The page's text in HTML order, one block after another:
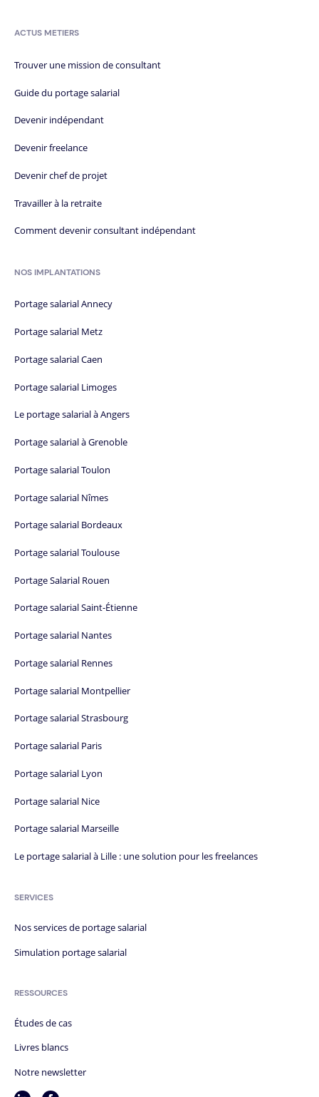
ACTUS METIERS
Trouver une mission de consultant
Guide du portage salarial
Devenir indépendant
Devenir freelance
Devenir chef de projet
Travailler à la retraite
Comment devenir consultant indépendant
NOS IMPLANTATIONS
Portage salarial Annecy
Portage salarial Metz
Portage salarial Caen
Portage salarial Limoges
Le portage salarial à Angers
Portage salarial à Grenoble
Portage salarial Toulon
Portage salarial Nîmes
Portage salarial Bordeaux
Portage salarial Toulouse
Portage Salarial Rouen
Portage salarial Saint-Étienne
Portage salarial Nantes
Portage salarial Rennes
Portage salarial Montpellier
Portage salarial Strasbourg
Portage salarial Paris
Portage salarial Lyon
Portage salarial Nice
Portage salarial Marseille
Le portage salarial à Lille : une solution pour les freelances
SERVICES
Nos services de portage salarial
Simulation portage salarial
RESSOURCES
Études de cas
Livres blancs
Notre newsletter